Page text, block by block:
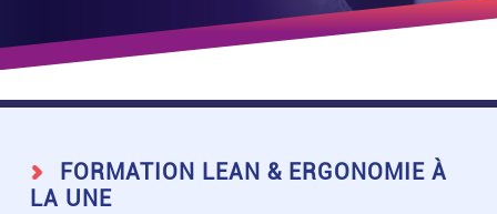
FORMATION LEAN & ERGONOMIE À
LA UNE